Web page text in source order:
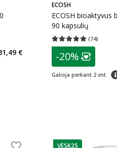
nuolaida:
€
ECOSH
ECOSH bioaktyvus
90 kapsulių
(74)
Vidutinis įvertinimas 5.00
patarimas
-20%
Galioja perkant 2 vnt.
VESK25